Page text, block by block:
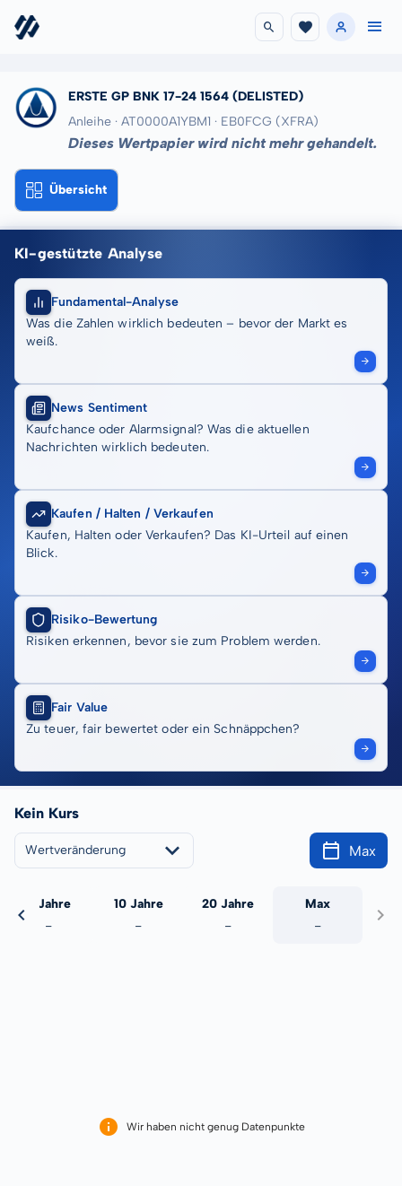
ERSTE GP BNK 17-24 1564 (DELISTED)
Anleihe · AT0000A1YBM1 · EB0FCG (XFRA)
Dieses Wertpapier wird nicht mehr gehandelt.
Übersicht
KI-gestützte Analyse
Fundamental-Analyse
Was die Zahlen wirklich bedeuten – bevor der Markt es
weiß.
News Sentiment
Kaufchance oder Alarmsignal? Was die aktuellen
Nachrichten wirklich bedeuten.
Kaufen / Halten / Verkaufen
Kaufen, Halten oder Verkaufen? Das KI-Urteil auf einen
Blick.
Risiko-Bewertung
Risiken erkennen, bevor sie zum Problem werden.
Fair Value
Zu teuer, fair bewertet oder ein Schnäppchen?
Kein Kurs
Wertveränderung Max
5 Jahre
-
10 Jahre
-
20 Jahre
-
Max
-
Wir haben nicht genug Datenpunkte